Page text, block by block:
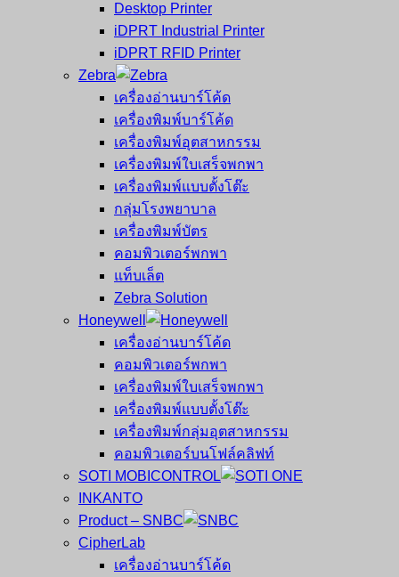
Desktop Printer
iDPRT Industrial Printer
iDPRT RFID Printer
Zebra
เครื่องอ่านบาร์โค้ด
เครื่องพิมพ์บาร์โค้ด
เครื่องพิมพ์อุตสาหกรรม
เครื่องพิมพ์ใบเสร็จพกพา
เครื่องพิมพ์แบบตั้งโต๊ะ
กลุ่มโรงพยาบาล
เครื่องพิมพ์บัตร
คอมพิวเตอร์พกพา
แท็บเล็ต
Zebra Solution
Honeywell
เครื่องอ่านบาร์โค้ด
คอมพิวเตอร์พกพา
เครื่องพิมพ์ใบเสร็จพกพา
เครื่องพิมพ์แบบตั้งโต๊ะ
เครื่องพิมพ์กลุ่มอุตสาหกรรม
คอมพิวเตอร์บนโฟล์คลิฟท์
SOTI MOBICONTROL
INKANTO
Product – SNBC
CipherLab
เครื่องอ่านบาร์โค้ด